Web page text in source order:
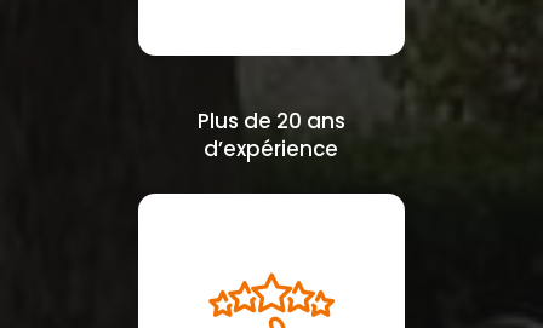
Plus de 20 ans
d’expérience